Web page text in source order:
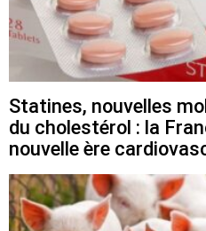
Statines, nouvelles
du cholestérol : la
nouvelle ère